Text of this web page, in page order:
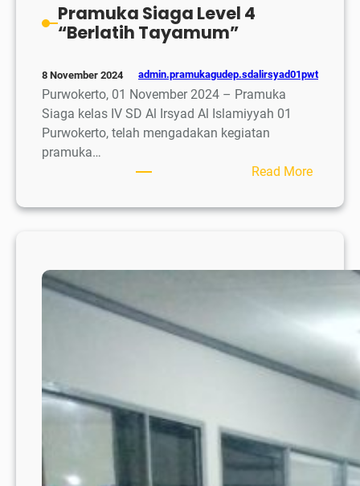
Pramuka Siaga Level 4
“Berlatih Tayamum”
8 November 2024 admin.pramukagudep.sdalirsyad01pwt
Purwokerto, 01 November 2024 – Pramuka
Siaga kelas IV SD Al Irsyad Al Islamiyyah 01
Purwokerto, telah mengadakan kegiatan
pramuka…
Read More:
Siaga
“Berlatih